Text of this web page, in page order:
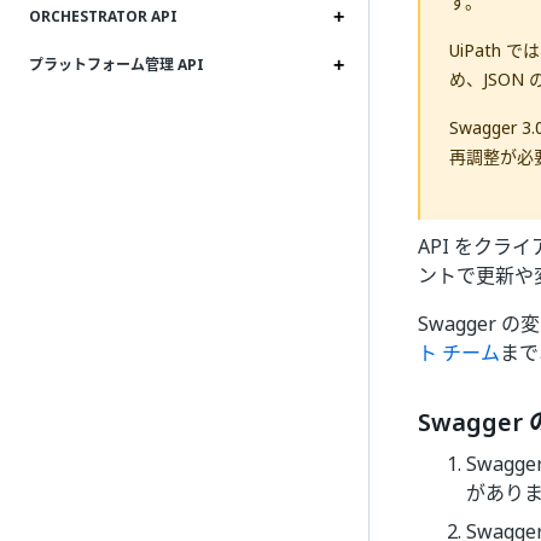
ORCHESTRATOR API
プラットフォーム管理 API
UiPath で
め、JSON
Swagger
再調整が必
API をクライ
ントで更新
Swagger の
ト チームま
Swagger
があり